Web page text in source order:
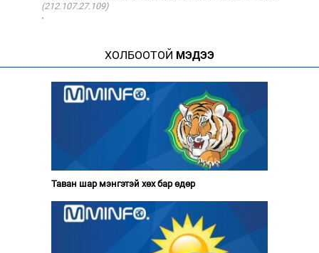
(212.107.27.109)
·
ХОЛБООТОЙ МЭДЭЭ
Таван шар мэнгэтэй хөх бар өдөр